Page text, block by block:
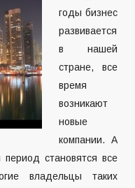
годы бизнес
развивается
в нашей
стране, все
время
возникают
новые
компании. А
становятся все
владельцы таких